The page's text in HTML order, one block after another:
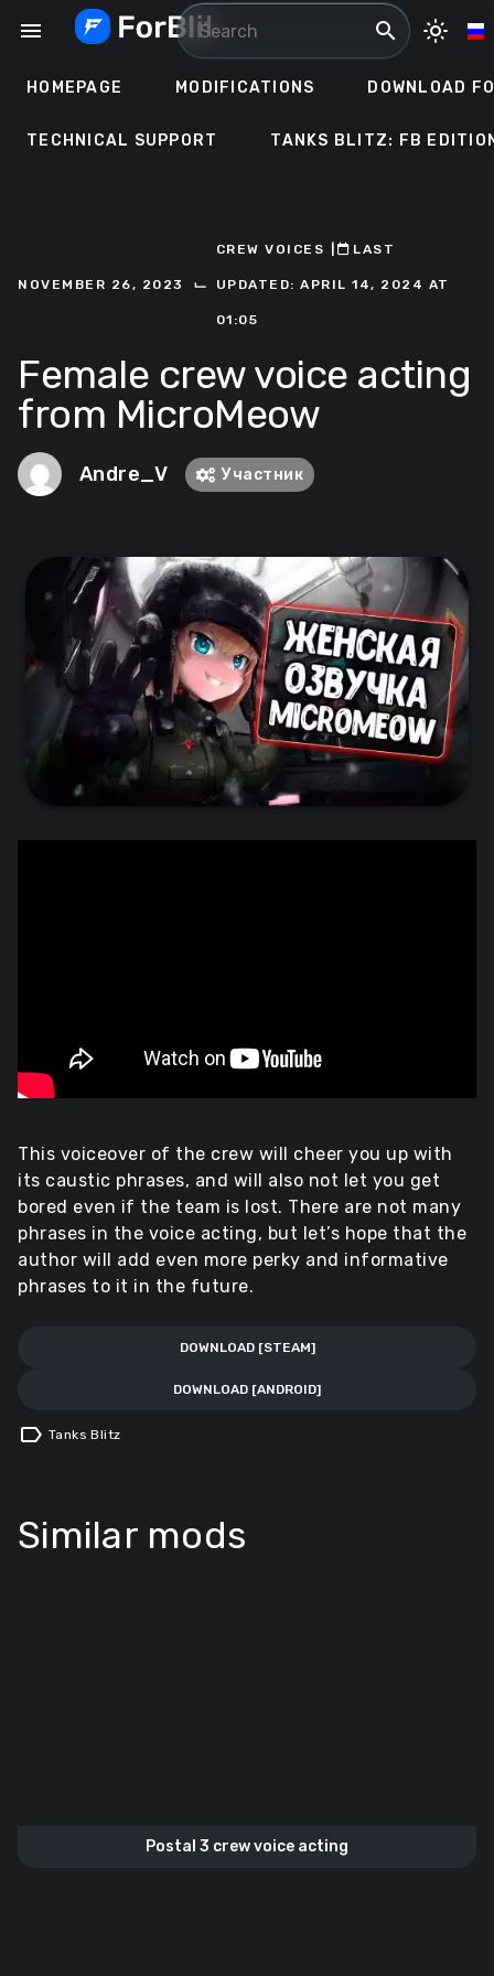
menu search light_mode
HOMEPAGE MODIFICATIONS DOWNLOAD
TECHNICAL SUPPORT TANKS BLITZ: FB
NOVEMBER 26, 2023 ⌙
CREW VOICES ㅤLAST
UPDATED: APRIL 14, 2024 AT
01:05
Female crew voice acting
from MicroMeow
Andre_V Участник
This voiceover of the crew will cheer you up with
its caustic phrases, and will also not let you get
bored even if the team is lost. There are not many
phrases in the voice acting, but let’s hope that the
author will add even more perky and informative
phrases to it in the future.
DOWNLOAD [STEAM]
DOWNLOAD [ANDROID]
label Tanks Blitz
Similar mods
Postal 3 crew voice acting